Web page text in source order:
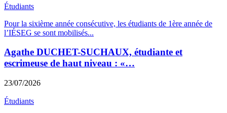
Étudiants
Pour la sixième année consécutive, les étudiants de 1ère année de
l’IÉSEG se sont mobilisés...
Agathe DUCHET-SUCHAUX, étudiante et
escrimeuse de haut niveau : «…
23/07/2026
Étudiants